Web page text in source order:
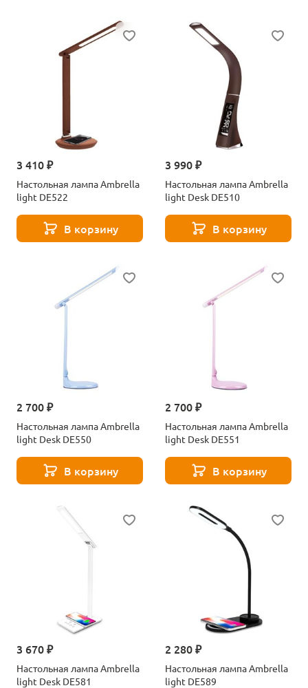
3 410 ₽
Настольная лампа Ambrella
light DE522
В корзину
3 990 ₽
Настольная лампа Ambrella
light Desk DE510
В корзину
2 700 ₽
Настольная лампа Ambrella
light Desk DE550
В корзину
2 700 ₽
Настольная лампа Ambrella
light Desk DE551
В корзину
3 670 ₽
Настольная лампа Ambrella
light Desk DE581
2 280 ₽
Настольная лампа Ambrella
light DE589